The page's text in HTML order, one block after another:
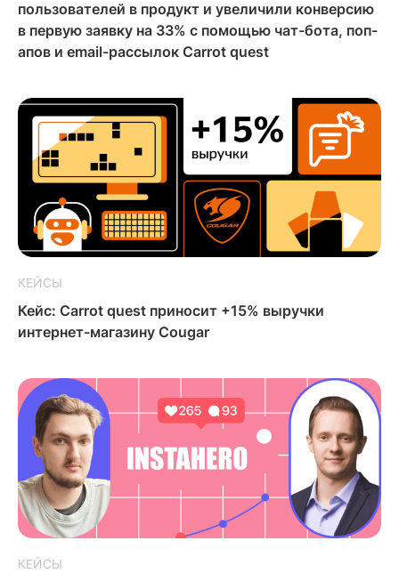
пользователей в продукт и увеличили конверсию
в первую заявку на 33% с помощью чат-бота, поп-
апов и email-рассылок Carrot quest
КЕЙСЫ
Кейс: Carrot quest приносит +15% выручки
интернет-магазину Cougar
КЕЙСЫ